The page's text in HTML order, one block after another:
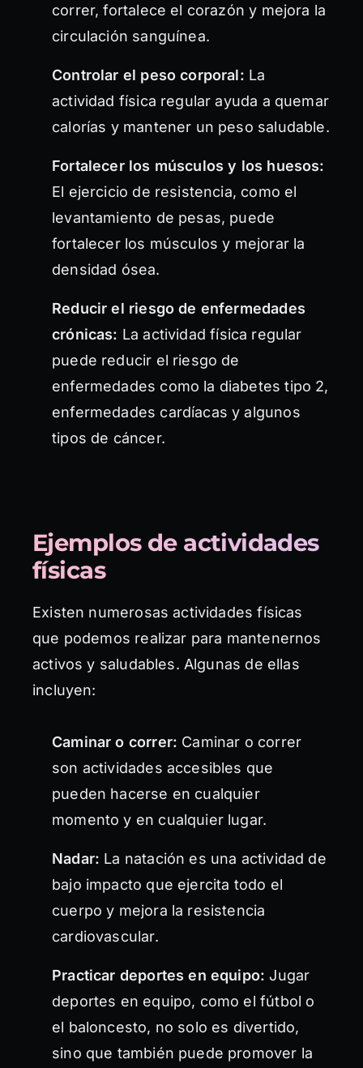
correr, fortalece el corazón y mejora la
circulación sanguínea.
Controlar el peso corporal: La
actividad física regular ayuda a quemar
calorías y mantener un peso saludable.
Fortalecer los músculos y los huesos:
El ejercicio de resistencia, como el
levantamiento de pesas, puede
fortalecer los músculos y mejorar la
densidad ósea.
Reducir el riesgo de enfermedades
crónicas: La actividad física regular
puede reducir el riesgo de
enfermedades como la diabetes tipo 2,
enfermedades cardíacas y algunos
tipos de cáncer.
Ejemplos de actividades
físicas
Existen numerosas actividades físicas
que podemos realizar para mantenernos
activos y saludables. Algunas de ellas
incluyen:
Caminar o correr: Caminar o correr
son actividades accesibles que
pueden hacerse en cualquier
momento y en cualquier lugar.
Nadar: La natación es una actividad de
bajo impacto que ejercita todo el
cuerpo y mejora la resistencia
cardiovascular.
Practicar deportes en equipo: Jugar
deportes en equipo, como el fútbol o
el baloncesto, no solo es divertido,
sino que también puede promover la